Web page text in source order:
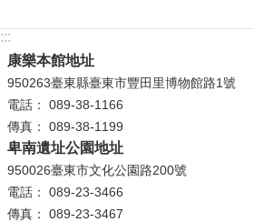
:::
康樂本館地址
950263臺東縣臺東市豐田里博物館路1號
電話： 089-38-1166
傳真： 089-38-1199
卑南遺址公園地址
950026臺東市文化公園路200號
電話： 089-23-3466
傳真： 089-23-3467